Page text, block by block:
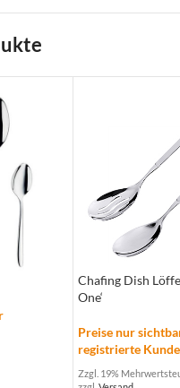
Chafing Dish
One‘
Preise nur
registrierte
Zzgl. 19%